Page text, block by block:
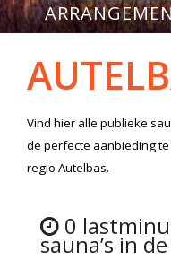
Vind hier alle publieke
de perfecte aanbieding
regio Autelbas.
0
sauna’s in